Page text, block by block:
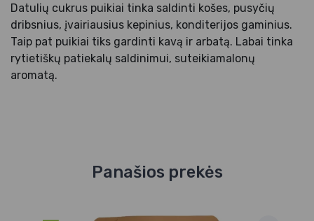
Datulių cukrus puikiai tinka saldinti košes, pusyčių
dribsnius, įvairiausius kepinius, konditerijos gaminius.
Taip pat puikiai tiks gardinti kavą ir arbatą. Labai tinka
rytietiškų patiekalų saldinimui, suteikiamalonų
aromatą.
Panašios prekės